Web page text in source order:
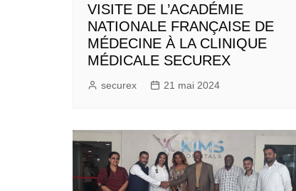
VISITE DE L’ACADÉMIE
NATIONALE FRANÇAISE DE
MÉDECINE À LA CLINIQUE
MÉDICALE SECUREX
securex 21 mai 2024